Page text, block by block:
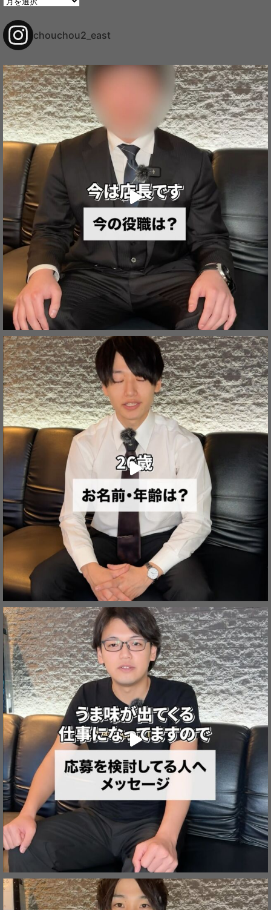
去
ブ
ロ
グ
chouchou2_east